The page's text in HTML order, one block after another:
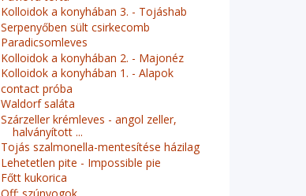
Kolloidok a konyhában 3. - Tojáshab
Serpenyőben sült csirkecomb
Paradicsomleves
Kolloidok a konyhában 2. - Majonéz
Kolloidok a konyhában 1. - Alapok
contact próba
Waldorf saláta
Szárzeller krémleves - angol zeller,
halványított ...
Tojás szalmonella-mentesítése házilag
Lehetetlen pite - Impossible pie
Főtt kukorica
Off: szúnyogok